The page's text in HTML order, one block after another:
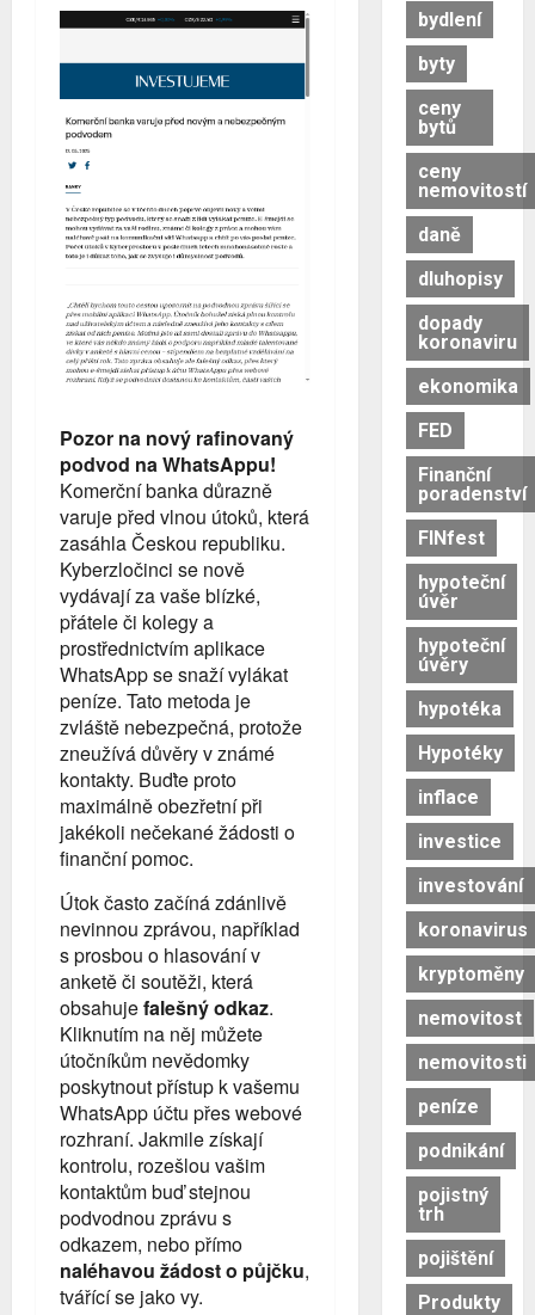
Pozor na nový rafinovaný
podvod na WhatsAppu!
Komerční banka důrazně
varuje před vlnou útoků, která
zasáhla Českou republiku.
Kyberzločinci se nově
vydávají za vaše blízké,
přátele či kolegy a
prostřednictvím aplikace
WhatsApp se snaží vylákat
peníze. Tato metoda je
zvláště nebezpečná, protože
zneužívá důvěry v známé
kontakty. Buďte proto
maximálně obezřetní při
jakékoli nečekané žádosti o
finanční pomoc.
Útok často začíná zdánlivě
nevinnou zprávou, například
s prosbou o hlasování v
anketě či soutěži, která
obsahujefalešný odkaz.
Kliknutím na něj můžete
útočníkům nevědomky
poskytnout přístup k vašemu
WhatsApp účtu přes webové
rozhraní. Jakmile získají
kontrolu, rozešlou vašim
kontaktům buď stejnou
podvodnou zprávu s
odkazem, nebo přímo
naléhavou žádost o půjčku,
tvářící se jako vy.
bydlení
byty
ceny
bytů
ceny
nemovitostí
daně
dluhopisy
dopady
koronaviru
ekonomika
FED
Finanční
poradenství
FINfest
hypoteční
úvěr
hypoteční
úvěry
hypotéka
Hypotéky
inflace
investice
investování
koronavirus
kryptoměny
nemovitost
nemovitosti
peníze
podnikání
pojistný
trh
pojištění
Produkty